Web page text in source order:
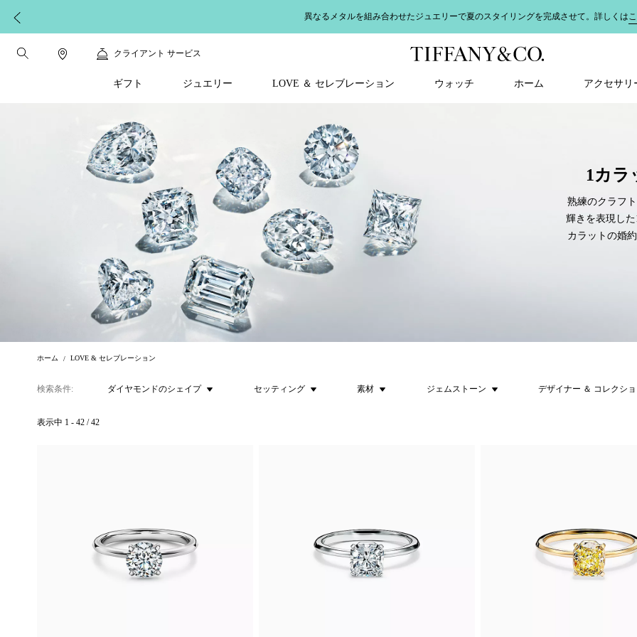
【配送に関するお知らせ】地震の影響により熊本県を中心にお荷物のお届けに遅延の可能性がございます。詳
クライアント サービス
ギフト ジュエリー LOVE ＆ セレブレーション ウォッチ ホーム アクセサリ
1カラ
熟練のクラフ
輝きを表現し
カラットの婚
ホーム LOVE & セレブレーション
検索条件 ダイヤモンドのシェイプ セッティング 素材 ジェムストーン デザイナー ＆ コレクシ
表示中 1 - 42 / 42